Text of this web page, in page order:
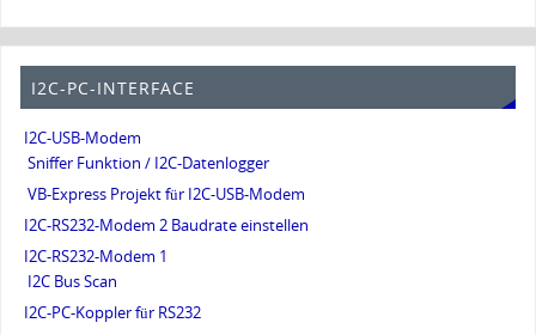
I2C-PC-INTERFACE
I2C-USB-Modem
Sniffer Funktion / I2C-Datenlogger
VB-Express Projekt für I2C-USB-Modem
I2C-RS232-Modem 2 Baudrate einstellen
I2C-RS232-Modem 1
I2C Bus Scan
I2C-PC-Koppler für RS232